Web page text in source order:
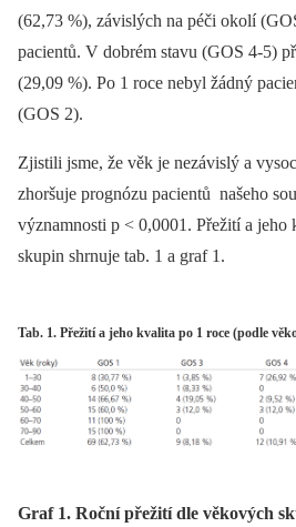
(62,73 %), závislých na péči okolí
pacientů. V dobrém stavu (GOS 4-5)
(29,09 %). Po 1 roce nebyl žádný
(GOS 2).
Zjistili jsme, že věk je nezávislý a
zhoršuje prognózu pacientů našeho
významnosti p < 0,0001. Přežití a
skupin shrnuje tab. 1 a graf 1.
Tab. 1. Přežití a jeho kvalita po 1 roce (podle
Graf 1. Roční přežití dle věkových